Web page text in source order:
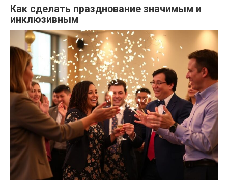
Как сделать празднование значимым и
инклюзивным